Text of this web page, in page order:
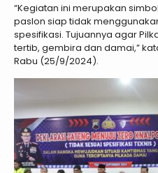
“Kegiatan ini merupakan
paslon siap tidak
spesifikasi. Tujuannya agar
tertib, gembira dan damai,”
Rabu (25/9/2024).